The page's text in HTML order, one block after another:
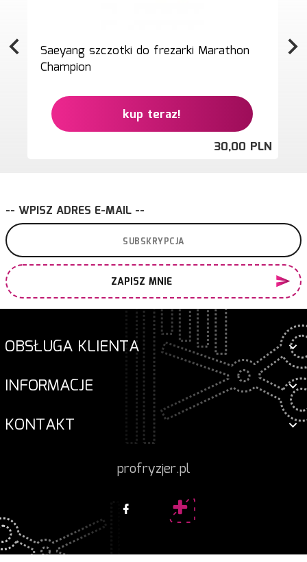
Saeyang szczotki do frezarki Marathon
Champion
kup teraz!
30,00 PLN
-- WPISZ ADRES E-MAIL --
ZAPISZ MNIE
OBSŁUGA KLIENTA
INFORMACJE
KONTAKT
profryzjer.pl